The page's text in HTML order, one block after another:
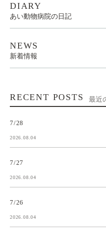
DIARY
あい動物病院の日記
NEWS
新着情報
RECENT POSTS 最近
7/28
2026.08.04
7/27
2026.08.04
7/26
2026.08.04